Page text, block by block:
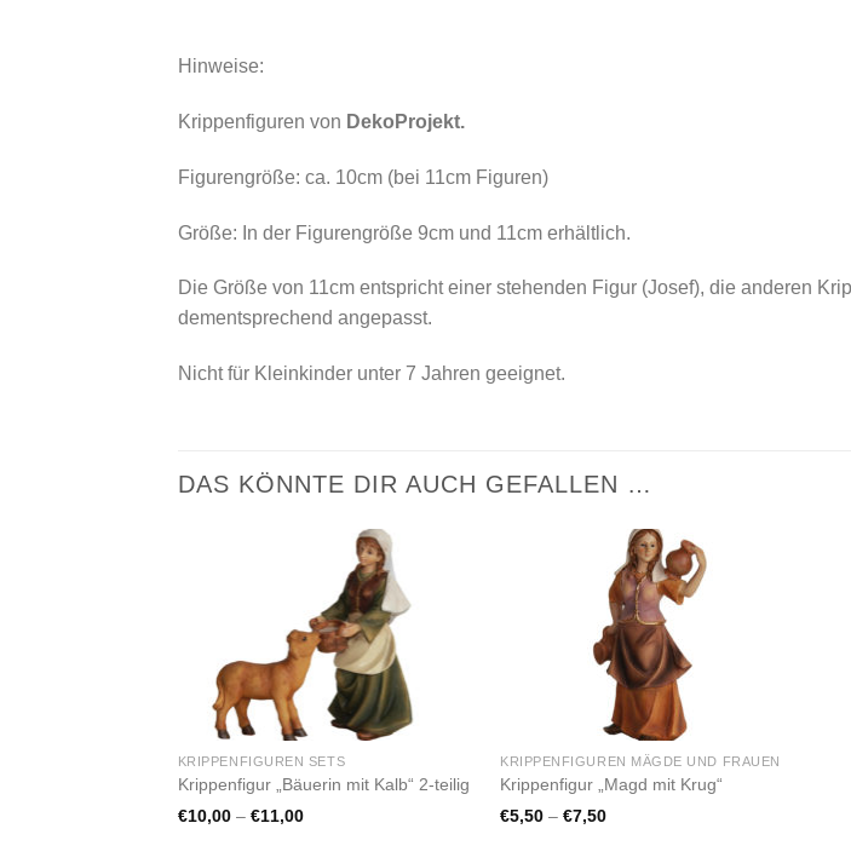
Hinweise:
Krippenfiguren von DekoProjekt.
Figurengröße: ca. 10cm (bei 11cm Figuren)
Größe: In der Figurengröße 9cm und 11cm erhältlich.
Die Größe von 11cm entspricht einer stehenden Figur (Josef), die anderen
dementsprechend angepasst.
Nicht für Kleinkinder unter 7 Jahren geeignet.
DAS KÖNNTE DIR AUCH GEFALLEN …
Zur
Wunschliste
hinzufügen
KRIPPENFIGUREN SETS
Krippenfigur „Bäuerin mit Kalb“ 2-teilig
€10,00– €11,00
KRIPPENFIGUREN MÄGDE UND FRAUEN
Krippenfigur „Magd mit Krug“
€5,50 –€7,50